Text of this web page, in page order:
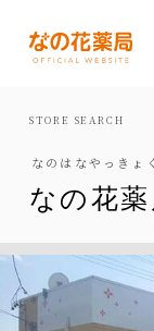
STORE SEARCH
なのはなやっき
なの花